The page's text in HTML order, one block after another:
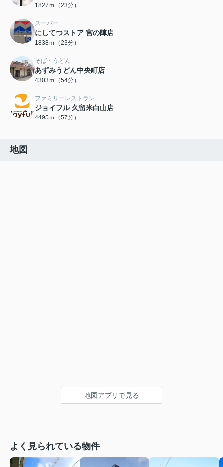
1827ｍ（23分）
スーパー
にしてつストア 宮の陣店
1838ｍ（23分）
そば・うどん
あずみうどん中央町店
4303ｍ（54分）
ファミリーレストラン
ジョイフル 久留米白山店
4495ｍ（57分）
地図
地図アプリで見る
よく見られている物件